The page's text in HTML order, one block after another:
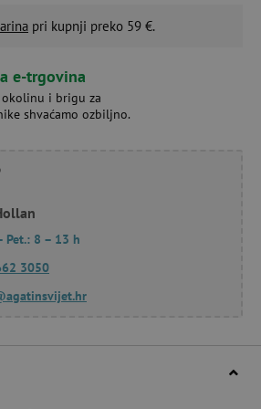
pri kupnji preko 59 €.
e-trgovina
i brigu za
shvaćamo ozbiljno.
Pet.: 8 – 13 h
3050